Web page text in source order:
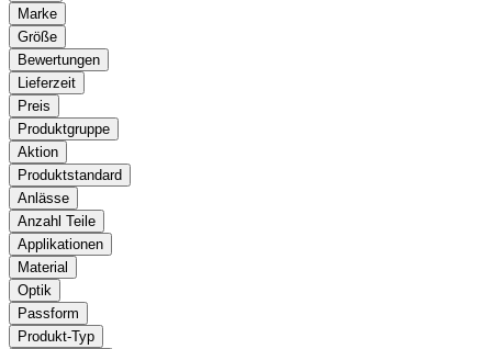
Marke
Größe
Bewertungen
Lieferzeit
Preis
Produktgruppe
Aktion
Produktstandard
Anlässe
Anzahl Teile
Applikationen
Material
Optik
Passform
Produkt-Typ